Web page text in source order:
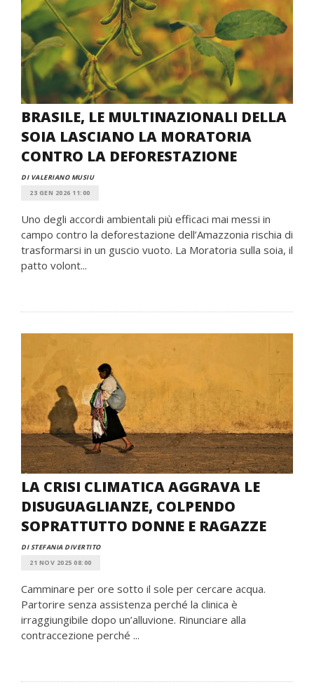
BRASILE, LE MULTINAZIONALI DELLA
SOIA LASCIANO LA MORATORIA
CONTRO LA DEFORESTAZIONE
DI VALERIANO MUSIU
23 GEN 2026 11:00
Uno degli accordi ambientali più efficaci mai messi in
campo contro la deforestazione dell’Amazzonia rischia di
trasformarsi in un guscio vuoto. La Moratoria sulla soia, il
patto volont...
LA CRISI CLIMATICA AGGRAVA LE
DISUGUAGLIANZE, COLPENDO
SOPRATTUTTO DONNE E RAGAZZE
DI STEFANIA DIVERTITO
21 NOV 2025 08:00
Camminare per ore sotto il sole per cercare acqua.
Partorire senza assistenza perché la clinica è
irraggiungibile dopo un’alluvione. Rinunciare alla
contraccezione perché ...